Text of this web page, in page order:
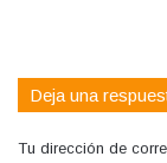
Deja una
Tu dirección de